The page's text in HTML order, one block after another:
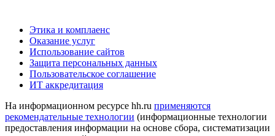
Этика и комплаенс
Оказание услуг
Использование сайтов
Защита персональных данных
Пользовательское соглашение
ИТ аккредитация
На информационном ресурсе hh.ru применяются
рекомендательные технологии (информационные технологии
предоставления информации на основе сбора, систематизации